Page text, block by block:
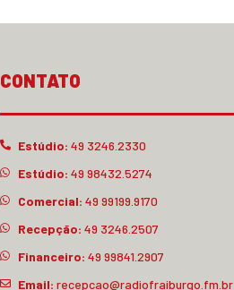
CONTATO
Estúdio: 49 3246.2330
Estúdio: 49 98432.5274
Comercial: 49 99199.9170
Recepção: 49 3246.2507
Financeiro: 49 99841.2907
Email: recepcao@radiofraiburgo.fm.br